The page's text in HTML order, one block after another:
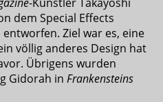
dem Special Effects
Ziel war es, eine
völlig anderes Design hat
Übrigens wurden
Gidorah in Frankensteins